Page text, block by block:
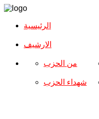
الرئيسية
الارشیف
من الحزب
شهداء الحزب